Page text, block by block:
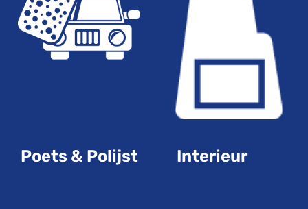
Poets & Polijst
Interieur